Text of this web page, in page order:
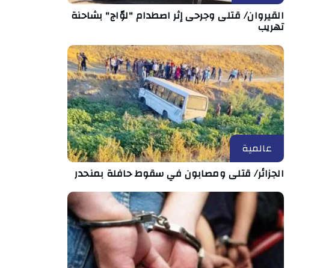
القيروان/ قتلى وجرحى إثر اصطدام "لوّاج" بشاحنة
تهريب
عالمية
الجزائر/ قتلى ومصابون في سقوط حافلة بمنحدر